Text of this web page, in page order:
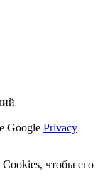
Google Privacy
чтобы его